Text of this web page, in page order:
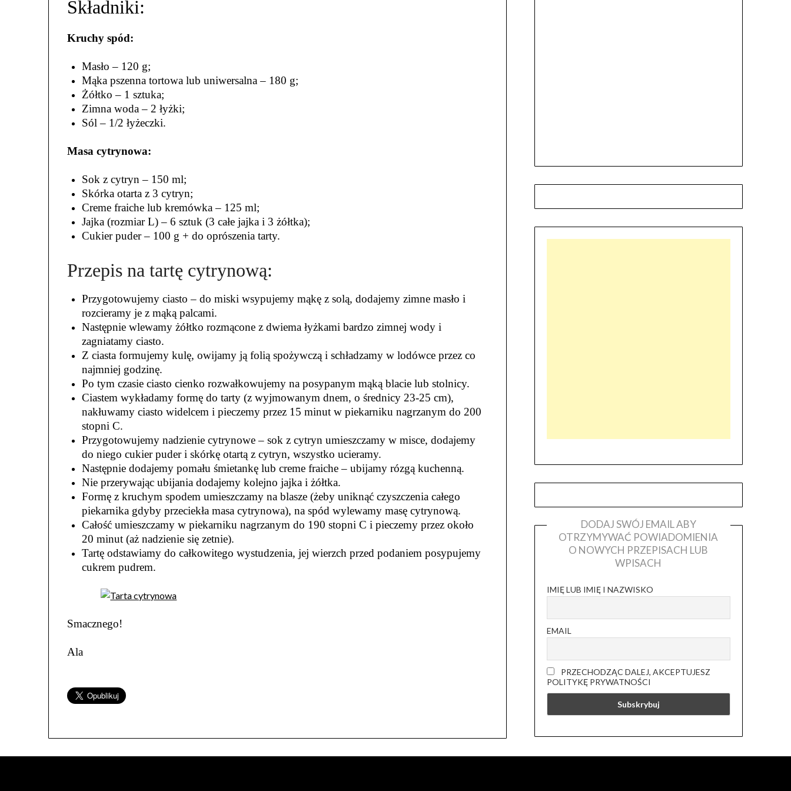
Składniki:
Kruchy spód:
Masło – 120 g;
Mąka pszenna tortowa lub uniwersalna – 180 g;
Żółtko – 1 sztuka;
Zimna woda – 2 łyżki;
Sól – 1/2 łyżeczki.
Masa cytrynowa:
Sok z cytryn – 150 ml;
Skórka otarta z 3 cytryn;
Creme fraiche lub kremówka – 125 ml;
Jajka (rozmiar L) – 6 sztuk (3 całe jajka i 3 żółtka);
Cukier puder – 100 g + do oprószenia tarty.
Przepis na tartę cytrynową:
Przygotowujemy ciasto – do miski wsypujemy mąkę z solą, dodajemy zimne masło i
rozcieramy je z mąką palcami.
Następnie wlewamy żółtko rozmącone z dwiema łyżkami bardzo zimnej wody i
zagniatamy ciasto.
Z ciasta formujemy kulę, owijamy ją folią spożywczą i schładzamy w lodówce przez co
najmniej godzinę.
Po tym czasie ciasto cienko rozwałkowujemy na posypanym mąką blacie lub stolnicy.
Ciastem wykładamy formę do tarty (z wyjmowanym dnem, o średnicy 23-25 cm),
nakłuwamy ciasto widelcem i pieczemy przez 15 minut w piekarniku nagrzanym do 200
stopni C.
Przygotowujemy nadzienie cytrynowe – sok z cytryn umieszczamy w misce, dodajemy
do niego cukier puder i skórkę otartą z cytryn, wszystko ucieramy.
Następnie dodajemy pomału śmietankę lub creme fraiche – ubijamy rózgą kuchenną.
Nie przerywając ubijania dodajemy kolejno jajka i żółtka.
Formę z kruchym spodem umieszczamy na blasze (żeby uniknąć czyszczenia całego
piekarnika gdyby przeciekła masa cytrynowa), na spód wylewamy masę cytrynową.
Całość umieszczamy w piekarniku nagrzanym do 190 stopni C i pieczemy przez około
20 minut (aż nadzienie się zetnie).
Tartę odstawiamy do całkowitego wystudzenia, jej wierzch przed podaniem posypujemy
cukrem pudrem.
Smacznego!
Ala
DODAJ SWÓJ EMAIL ABY
OTRZYMYWAĆ POWIADOMIENIA
O NOWYCH PRZEPISACH LUB
WPISACH
IMIĘ LUB IMIĘ I NAZWISKO
EMAIL
PRZECHODZĄC DALEJ, AKCEPTUJESZ
POLITYKĘ PRYWATNOŚCI